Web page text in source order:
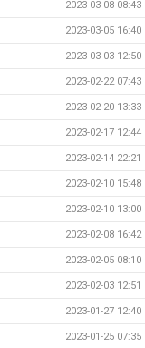
2023-03-08 08:43
2023-03-05 16:40
2023-03-03 12:50
2023-02-22 07:43
2023-02-20 13:33
2023-02-17 12:44
2023-02-14 22:21
2023-02-10 15:48
2023-02-10 13:00
2023-02-08 16:42
2023-02-05 08:10
2023-02-03 12:51
2023-01-27 12:40
2023-01-25 07:35